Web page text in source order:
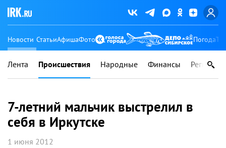
Новости СтатьиАфишаФото Погода
Лента Происшествия Народные Финансы Регионы
7-летний мальчик выстрелил в
себя в Иркутске
1 июня 2012